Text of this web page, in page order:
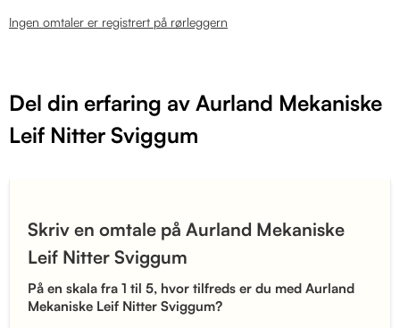
Ingen omtaler er registrert på rørleggern
Del din erfaring av Aurland Mekaniske
Leif Nitter Sviggum
Skriv en omtale på Aurland Mekaniske
Leif Nitter Sviggum
På en skala fra 1 til 5, hvor tilfreds er du med Aurland
Mekaniske Leif Nitter Sviggum?